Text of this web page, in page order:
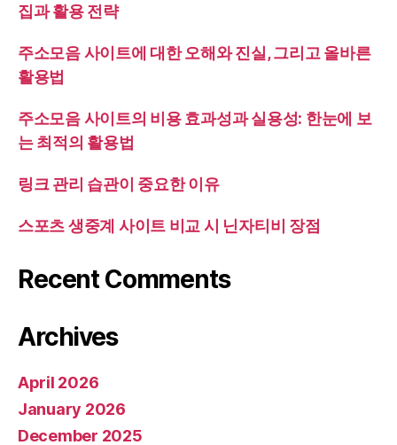
집과 활용 전략
주소모음 사이트에 대한 오해와 진실, 그리고 올바른
활용법
주소모음 사이트의 비용 효과성과 실용성: 한눈에 보
는 최적의 활용법
링크 관리 습관이 중요한 이유
스포츠 생중계 사이트 비교 시 닌자티비 장점
Recent Comments
Archives
April 2026
January 2026
December 2025